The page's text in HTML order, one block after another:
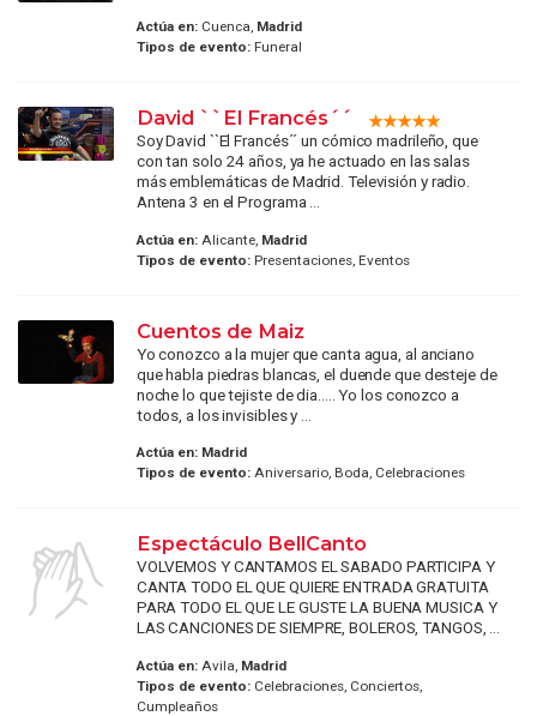
Actúa en:Cuenca, Madrid
Tipos de evento:Funeral
David ``El Francés´´
Soy David ``El Francés´´ un cómico madrileño, que
con tan solo 24 años, ya he actuado en las salas
más emblemáticas de Madrid. Televisión y radio.
Antena 3 en el Programa ...
Actúa en:Alicante, Madrid
Tipos de evento:Presentaciones, Eventos
Cuentos de Maiz
Yo conozco a la mujer que canta agua, al anciano
que habla piedras blancas, el duende que desteje de
noche lo que tejiste de dia..... Yo los conozco a
todos, a los invisibles y ...
Actúa en: Madrid
Tipos de evento:Aniversario, Boda, Celebraciones
Espectáculo BellCanto
VOLVEMOS Y CANTAMOS EL SABADO PARTICIPA Y
CANTA TODO EL QUE QUIERE ENTRADA GRATUITA
PARA TODO EL QUE LE GUSTE LA BUENA MUSICA Y
LAS CANCIONES DE SIEMPRE, BOLEROS, TANGOS, ...
Actúa en:Avila, Madrid
Tipos de evento:Celebraciones, Conciertos,
Cumpleaños